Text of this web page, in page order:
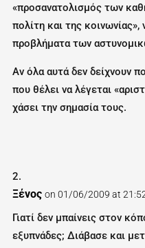
«προσανατολισμός των
πολίτη και της κοινωνίας»,
προβλήματα των
Αν όλα αυτά δεν δείχνουν
που θέλει να λέγεται
χάσει την σημασία τους.
Ξένος on 01/06/2009 at
Γιατί δεν μπαίνεις στον
εξυπνάδες; Διάβασε και